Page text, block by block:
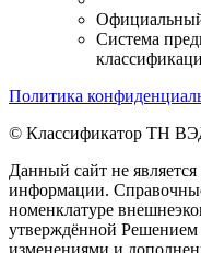
Система
Политика
© Классификатор ТН
Данный сайт не
информации.
номенклатуре
утверждённой
изменениями и